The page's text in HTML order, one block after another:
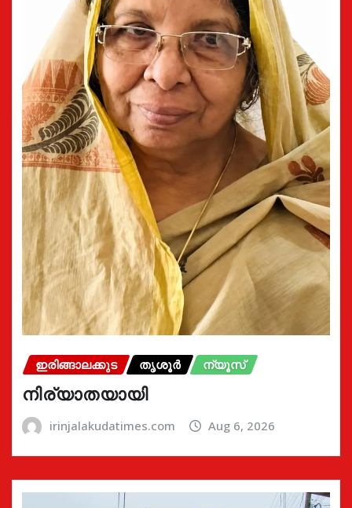
ഇരിങ്ങാലക്കുട തൃശൂർ ന്യൂസ്
നിര്യാതയായി
irinjalakudatimes.com Aug 6, 2026